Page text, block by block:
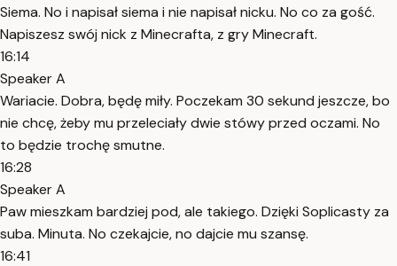
Siema. No i napisał siema i nie napisał nicku. No co za gość.
Napiszesz swój nick z Minecrafta, z gry Minecraft.
16:14
Speaker A
Wariacie. Dobra, będę miły. Poczekam 30 sekund jeszcze, bo
nie chcę, żeby mu przeleciały dwie stówy przed oczami. No
to będzie trochę smutne.
16:28
Speaker A
Paw mieszkam bardziej pod, ale takiego. Dzięki Soplicasty za
suba. Minuta. No czekajcie, no dajcie mu szansę.
16:41